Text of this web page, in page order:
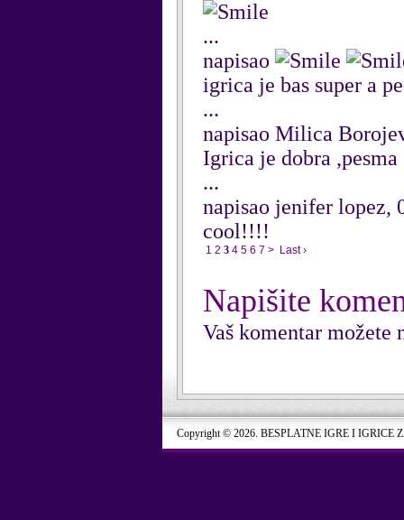
...
napisao
igrica je bas super a
...
napisao Milica
Igrica je dobra ,pesma
...
napisao jenifer lopez,
cool!!!!
1 2 3 4 5 6 7 > Last ›
Napišite
Vaš komentar možete
Copyright © 2026. BESPLATNE IGRE I IGRICE